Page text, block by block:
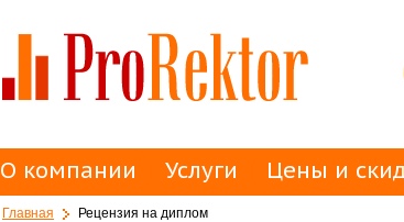
О компании Услуги Цены и
Главная Рецензия на диплом